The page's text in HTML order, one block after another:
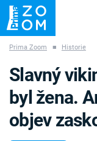
ZÁHADY
Prima Zoom ■ Historie
Slavný
byl žena.
objev